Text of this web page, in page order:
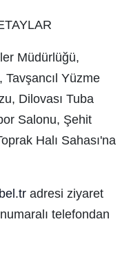
Müdürlüğü,
Tavşancıl Yüzme
Dilovası Tuba
Salonu, Şehit
Halı Sahası'na
adresi ziyaret
telefondan